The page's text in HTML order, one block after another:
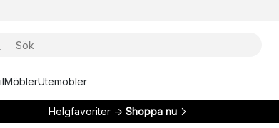
MöblerUtemöbler
Helgfavoriter → Shoppa nu